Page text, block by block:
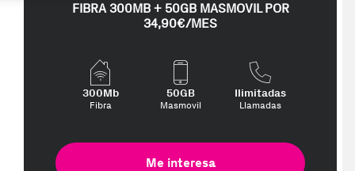
marcas de uso - 12 meses de garantía - compatible con
FIBRA 300MB + 50GB MASMOVIL POR
34,90€/MES
300Mb
Fibra
50GB
Masmovil
Ilimitadas
Llamadas
Me interesa